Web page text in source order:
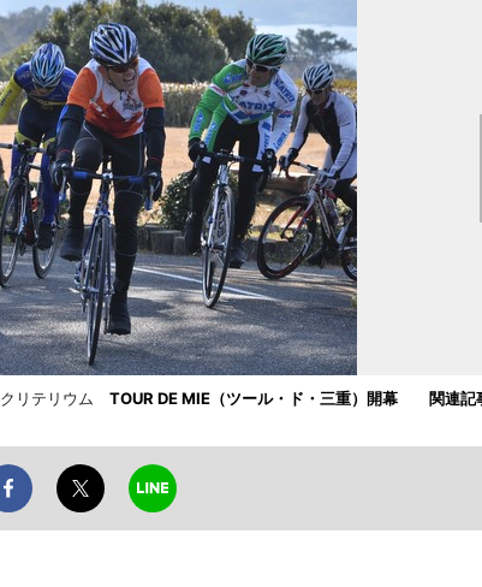
リテリウム TOUR DE MIE（ツール・ド・三重）開幕 関連記